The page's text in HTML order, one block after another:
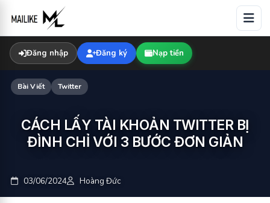
content
Đăng nhập Đăng ký Nạp tiền
Bài Viết Twitter
CÁCH LẤY TÀI KHOẢN TWITTER BỊ
ĐÌNH CHỈ VỚI 3 BƯỚC ĐƠN GIẢN
03/06/2024 Hoàng Đức